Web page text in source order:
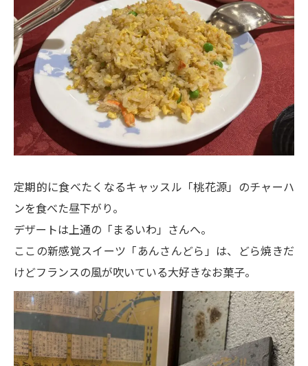
定期的に食べたくなるキャッスル「桃花源」のチャーハ
ンを食べた昼下がり。
デザートは上通の「まるいわ」さんへ。
ここの新感覚スイーツ「あんさんどら」は、どら焼きだ
けどフランスの風が吹いている大好きなお菓子。